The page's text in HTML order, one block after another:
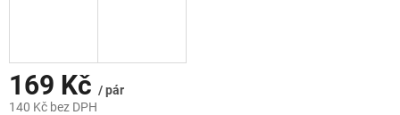
169 Kč / pár
140 Kč bez DPH